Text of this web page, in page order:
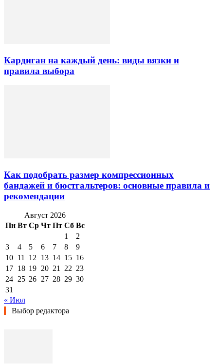
Кардиган на каждый день: виды вязки и
правила выбора
Как подобрать размер компрессионных
бандажей и бюстгальтеров: основные правила и
рекомендации
Август 2026
Пн Вт Ср Чт Пт Сб Вс
1
2
3
4 5 6 7 8
9
10 11 12 13 14 15 16
17 18 19 20 21 22 23
24 25 26 27 28 29 30
31
« Июл
Выбор редактора